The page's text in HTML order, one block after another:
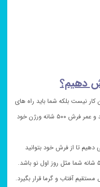
دهیم؟
نیست بلکه شما باید راه های
مراقبت از فرش با کیفیت را نیز یاد بگیرید و عمر فرش ۵۰۰ شانه ورژن خود
تا از فرش خود بتوانید
آفتاب و گرما قرار بگیرد.